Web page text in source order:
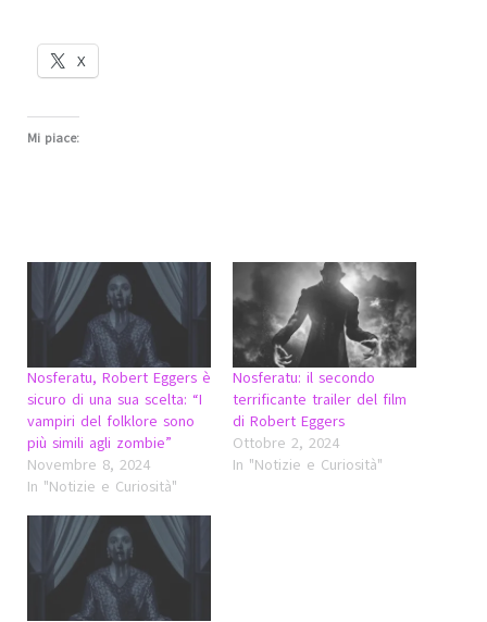
X
Mi piace:
Nosferatu, Robert Eggers è
sicuro di una sua scelta: “I
vampiri del folklore sono
più simili agli zombie”
Novembre 8, 2024
In "Notizie e Curiosità"
Nosferatu: il secondo
terrificante trailer del film
di Robert Eggers
Ottobre 2, 2024
In "Notizie e Curiosità"